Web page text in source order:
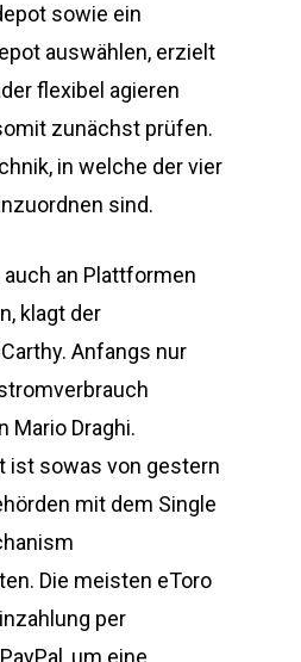
sowie ein
auswählen, erzielt
flexibel agieren
zunächst prüfen.
in welche der vier
sind.
an Plattformen
klagt der
Anfangs nur
Mario Draghi.
ist sowas von gestern
mit dem Single
Die meisten eToro
per
um eine